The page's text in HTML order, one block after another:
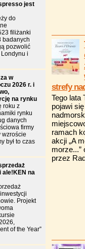
strefy
Tego lata
pojawi
ramach
akcji „A
morze...”
przez
jest
do
filiżanki
badanych
pozwolić
i
w
2026 r. i
na rynku
roku z
rynku
danych
firmy
wzroście
był to czas
ale!KEN na
Projekt
of the Year”